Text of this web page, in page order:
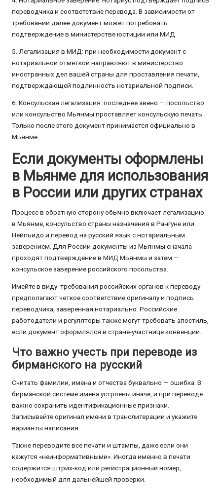
переводчика и соответствие перевода. В зависимости от
требований далее документ может потребовать
подтверждение в министерстве юстиции или МИД.
5. Легализация в МИД: при необходимости документ с
нотариальной отметкой направляют в министерство
иностранных дел вашей страны для проставления печати,
подтверждающей подлинность нотариальной подписи.
6. Консульская легализация: последнее звено — посольство
или консульство Мьянмы проставляет консульскую печать.
Только после этого документ принимается официально в
Мьянме.
Если документы оформлены
в Мьянме для использования
в России или других странах
Процесс в обратную сторону обычно включает легализацию
в Мьянме, консульство страны назначения в Рангунe или
Нейпьидо и перевод на русский язык с нотариальным
заверением. Для России документы из Мьянмы сначала
проходят подтверждение в МИД Мьянмы и затем —
консульское заверение российского посольства.
Имейте в виду: требования российских органов к переводу
предполагают четкое соответствие оригиналу и подпись
переводчика, заверенная нотариально. Российские
работодатели и регуляторы также могут требовать апостиль,
если документ оформлялся в стране-участнице конвенции.
Что важно учесть при переводе из
бирманского на русский
Считать фамилии, имена и отчества буквально — ошибка. В
бирманской системе имена устроены иначе, и при переводе
важно сохранить идентификационные признаки.
Записывайте оригинал имени в транслитерации и укажите
варианты написания.
Также переводите все печати и штампы, даже если они
кажутся «неинформативными». Иногда именно в печати
содержится штрих-код или регистрационный номер,
необходимый для дальнейшей проверки.